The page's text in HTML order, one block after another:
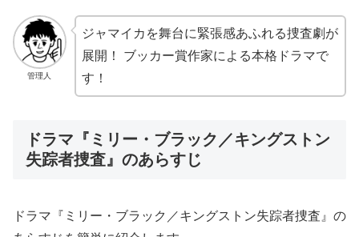
管理人
ジャマイカを舞台に緊張感あふれる捜査劇が
展開！ ブッカー賞作家による本格ドラマで
す！
ドラマ『ミリー・ブラック／キングストン
失踪者捜査』のあらすじ
ドラマ『ミリー・ブラック／キングストン失踪者捜査』の